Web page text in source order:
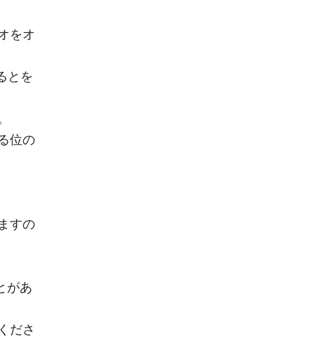
をオ
とを
位の
すの
があ
ださ